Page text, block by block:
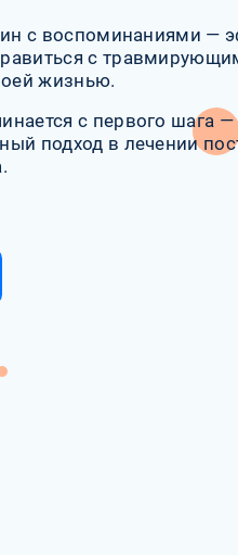
с воспоминаниями —
с
жизнью.
с первого шага
подход в лечении